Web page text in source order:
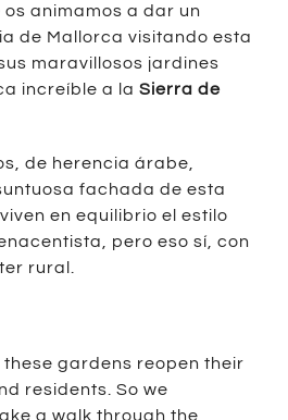
animamos a dar un
de Mallorca visitando esta
maravillosos jardines
increíble a la Sierra de
de herencia árabe,
fachada de esta
en equilibrio el estilo
pero eso sí, con
rural.
gardens reopen their
residents. So we
a walk through the